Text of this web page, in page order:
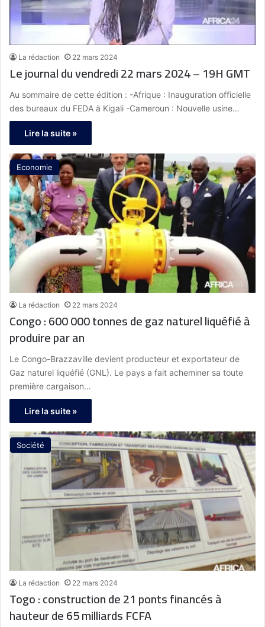
La rédaction 22 mars 2024
Le journal du vendredi 22 mars 2024 – 19H GMT
Au sommaire de cette édition : -Afrique : Inauguration officielle
des bureaux du FEDA à Kigali -Cameroun : Nouvelle usine…
Lire la suite »
Economie
La rédaction 22 mars 2024
Congo : 600 000 tonnes de gaz naturel liquéfié à
produire par an
Le Congo-Brazzaville devient producteur et exportateur de
Gaz naturel liquéfié (GNL). Le pays a fait acheminer sa toute
première cargaison…
Lire la suite »
Société
La rédaction 22 mars 2024
Togo : construction de 21 ponts financés à
hauteur de 65 milliards FCFA